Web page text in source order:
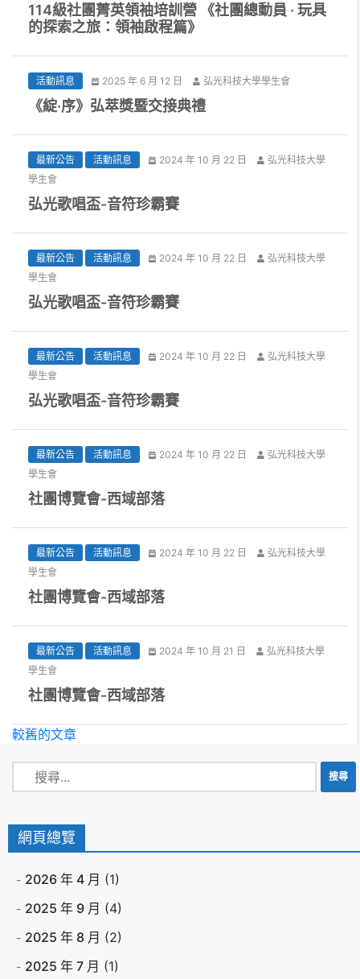
114級社團菁英領袖培訓營 《社團總動員 · 玩具
的探索之旅：領袖啟程篇》
活動訊息 2025 年 6 月 12 日 弘光科技大學學生會
《綻·序》弘萃獎暨交接典禮
最新公告 活動訊息 2024 年 10 月 22 日
弘光科技大學
學生會
弘光歌唱盃-音符珍霸賽
最新公告 活動訊息 2024 年 10 月 22 日
弘光科技大學
學生會
弘光歌唱盃-音符珍霸賽
最新公告 活動訊息 2024 年 10 月 22 日
弘光科技大學
學生會
弘光歌唱盃-音符珍霸賽
最新公告 活動訊息 2024 年 10 月 22 日
弘光科技大學
學生會
社團博覽會-西域部落
最新公告 活動訊息 2024 年 10 月 22 日
弘光科技大學
學生會
社團博覽會-西域部落
最新公告 活動訊息 2024 年 10 月 21 日
弘光科技大學
學生會
社團博覽會-西域部落
較舊的文章
網頁總覽
2026 年 4 月 (1)
2025 年 9 月 (4)
2025 年 8 月 (2)
2025 年 7 月 (1)